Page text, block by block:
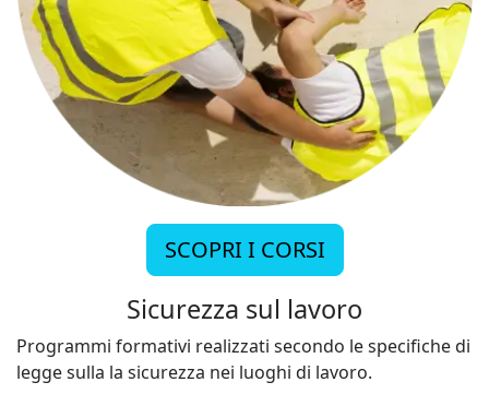
SCOPRI I CORSI
Sicurezza sul lavoro
Programmi formativi realizzati secondo le specifiche di
legge sulla la sicurezza nei luoghi di lavoro.